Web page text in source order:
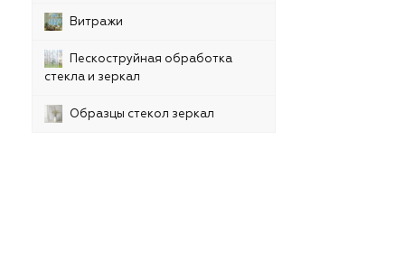
Витражи
Пескоструйная обработка
стекла и зеркал
Образцы стекол зеркал